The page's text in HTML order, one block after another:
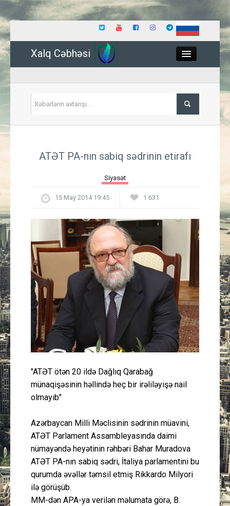
Xalq Cəbhəsi
İqtisadiyyat
Güney Azərbaycan
Mədəniyyət
Müsahibə
İdman
Layihə
Gündəm
Peşə etikası
Əlaqə
ATƏT PA-nın sabiq sədrinin etirafı
Siyasət
15 May 2014 19:45 1 631
"ATƏT ötən 20 ildə Dağlıq Qarabağ
münaqişəsinin həllində heç bir irəliləyişə nail
olmayıb"
Azərbaycan Milli Məclisinin sədrinin müavini,
ATƏT Parlament Assambleyasında daimi
nümayəndə heyətinin rəhbəri Bahar Muradova
ATƏT PA-nın sabiq sədri, İtaliya parlamentini bu
qurumda əvəllər təmsil etmiş Rikkardo Milyori
ilə görüşüb.
MM-dən APA-ya verilən məlumata görə, B.